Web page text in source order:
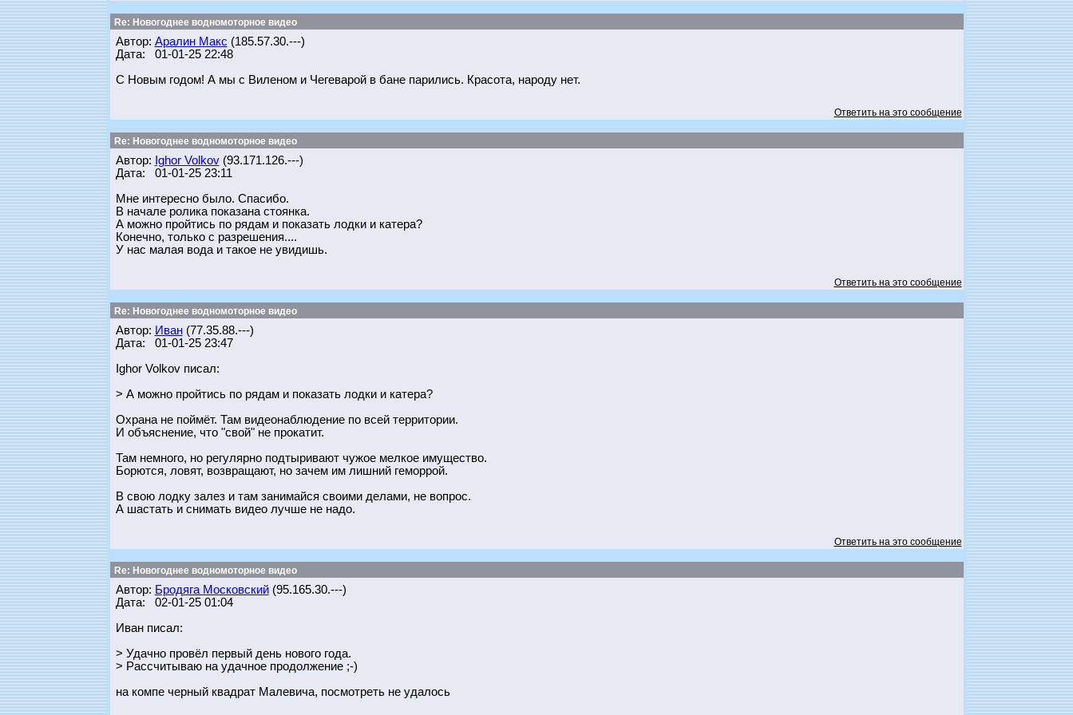
Re: Новогоднее водномоторное видео
Автор: Аралин Макс (185.57.30.---)
Дата: 01-01-25 22:48
С Новым годом! А мы с Виленом и Чегеварой в бане парились. Красота, народу нет.
Ответить на это сообщение
Re: Новогоднее водномоторное видео
Автор: Ighor Volkov(93.171.126.---)
Дата: 01-01-25 23:11
Мне интересно было. Спасибо.
В начале ролика показана стоянка.
А можно пройтись по рядам и показать лодки и катера?
Конечно, только с разрешения....
У нас малая вода и такое не увидишь.
Ответить на это сообщение
Re: Новогоднее водномоторное видео
Автор: Иван(77.35.88.---)
Дата: 01-01-25 23:47
Ighor Volkov писал:
> А можно пройтись по рядам и показать лодки и катера?
Охрана не поймёт. Там видеонаблюдение по всей территории.
И объяснение, что "свой" не прокатит.
Там немного, но регулярно подтыривают чужое мелкое имущество.
Борются, ловят, возвращают, но зачем им лишний геморрой.
В свою лодку залез и там занимайся своими делами, не вопрос.
А шастать и снимать видео лучше не надо.
Ответить на это сообщение
Re: Новогоднее водномоторное видео
Автор: Бродяга Московский(95.165.30.---)
Дата: 02-01-25 01:04
Иван писал:
> Удачно провёл первый день нового года.
> Рассчитываю на удачное продолжение ;-)
на компе черный квадрат Малевича, посмотреть не удалось